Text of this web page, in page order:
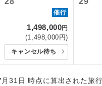
催行
1,498,000円
(1,498,000円)
キャンセル待ち
31日 時点に算出された旅行
2026/8/24 大人（12歳
2026/9/7 大人（12歳
予約・発券システム手
2026/8/10 大人（12歳
2026/8/24 大人（12歳
2026/9/7 大人（12歳
全食事付き
お部屋食
トラベルイヤホン